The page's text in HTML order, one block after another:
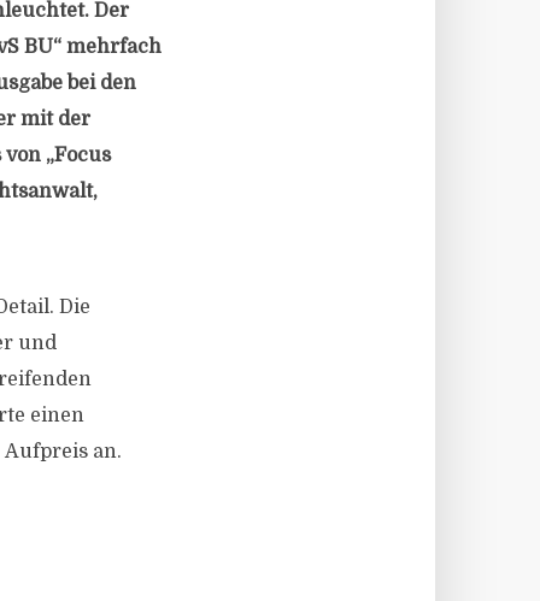
Der
BU“ mehrfach
bei den
mit der
„Focus
Die
und
einen
an.